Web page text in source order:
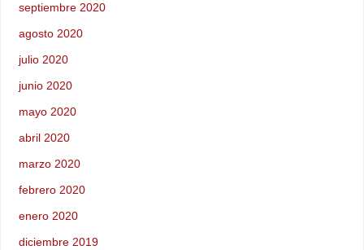
septiembre 2020
agosto 2020
julio 2020
junio 2020
mayo 2020
abril 2020
marzo 2020
febrero 2020
enero 2020
diciembre 2019